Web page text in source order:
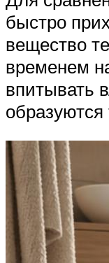
быстро
вещество
временем
впитывать